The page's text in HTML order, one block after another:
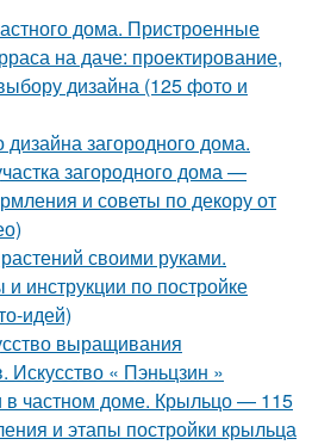
дома. Пристроенные
на даче: проектирование,
дизайна (125 фото и
загородного дома.
загородного дома —
и советы по декору от
своими руками.
инструкции по постройке
идей)
выращивания
« Пэньцзин »
в частном доме. Крыльцо — 115
и этапы постройки крыльца